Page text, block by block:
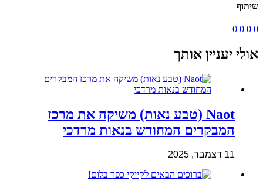
שיתוף
0
0
0
0
אולי יעניין אותך
Naot (טבע נאות) משיקה את מרכז
המבקרים המחודש בנאות מרדכי
11 דצמבר, 2025